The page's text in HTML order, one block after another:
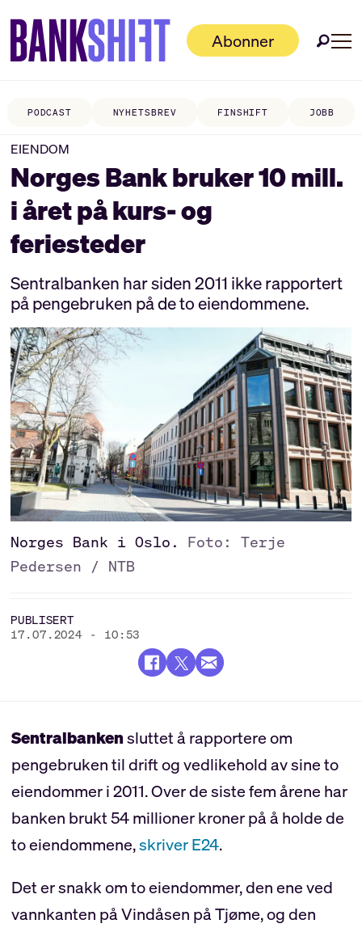
Abonner
PODCAST NYHETSBREV FINSHIFT JOBB
EIENDOM
Norges Bank bruker 10 mill.
i året på kurs- og
feriesteder
Sentralbanken har siden 2011 ikke rapportert
på pengebruken på de to eiendommene.
Norges Bank i Oslo.
Foto: Terje
Pedersen / NTB
PUBLISERT
17.07.2024 - 10:53
Sentralbankensluttet å rapportere om
pengebruken til drift og vedlikehold av sine to
eiendommer i 2011. Over de siste fem årene har
banken brukt 54 millioner kroner på å holde de
to eiendommene,skriver E24.
Det er snakk om to eiendommer, den ene ved
vannkanten på Vindåsen på Tjøme, og den